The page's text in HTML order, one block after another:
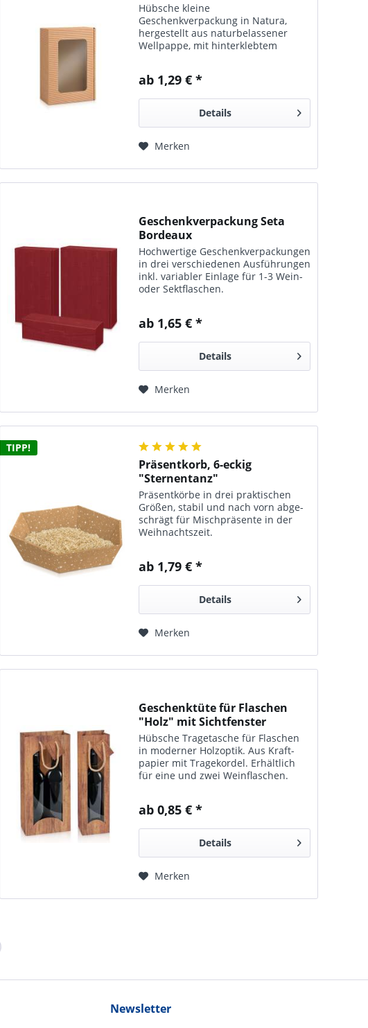
Hübsche kleine
Geschenkverpackung in Natura,
hergestellt aus naturbelassener
Wellpappe, mit hinterklebtem
ab 1,29 € *
Details
Merken
Geschenkverpackung Seta
Bordeaux
Hochwertige Geschenkver­packungen
in drei verschie­denen Ausführ­ungen
inkl. variabler Ein­lage für 1-3 Wein-
oder Sektflaschen.
ab 1,65 € *
Details
Merken
TIPP!
Präsentkorb, 6-eckig
"Sternentanz"
Präsentkörbe in drei praktischen
Größen, sta­bil und nach vorn abge­
schrägt für Misch­präsente in der
Weihnachtszeit.
ab 1,79 € *
Details
Merken
Geschenktüte für Flaschen
"Holz" mit Sichtfenster
Hübsche Trage­tasche für Flaschen
in moderner Holz­optik. Aus Kraft­
papier mit Trage­kordel. Er­hältlich
für eine und zwei Wein­flaschen.
ab 0,85 € *
Details
Merken
Newsletter